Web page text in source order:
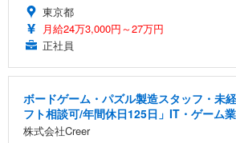
東京都
月給24万3,000円～27万円
正社員
ボードゲーム・パズル製造スタッフ・未
フト相談可/年間休日125日」IT・ゲーム
株式会社Creer